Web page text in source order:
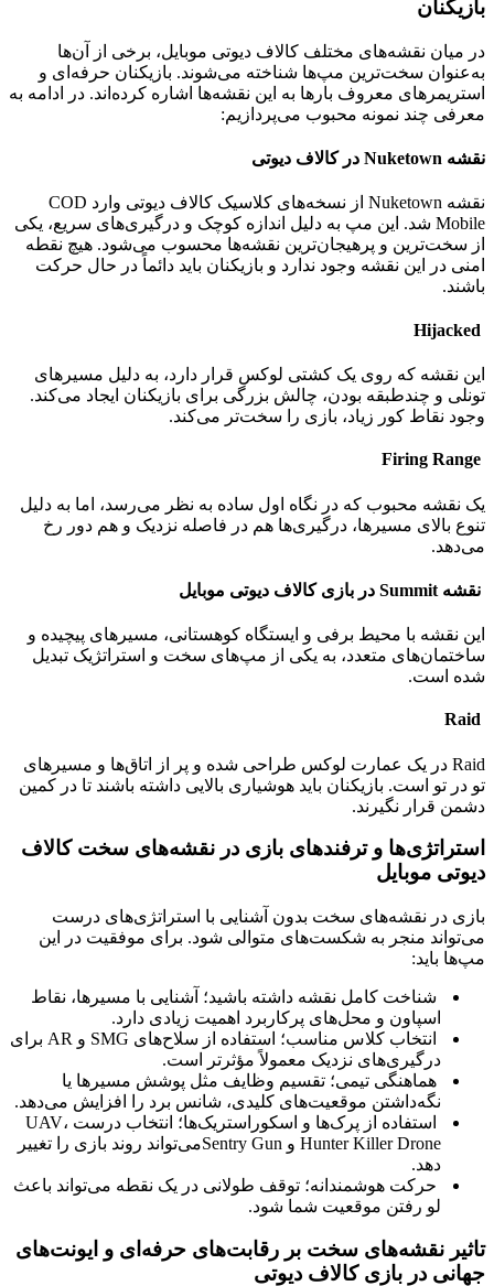
بازیکنان
در میان نقشه‌های مختلف کالاف دیوتی موبایل، برخی از آن‌ها
به‌عنوان سخت‌ترین مپ‌ها شناخته می‌شوند. بازیکنان حرفه‌ای و
استریمرهای معروف بارها به این نقشه‌ها اشاره کرده‌اند. در ادامه به
معرفی چند نمونه محبوب می‌پردازیم:
نقشه Nuketown در کالاف دیوتی
نقشه Nuketown از نسخه‌های کلاسیک کالاف دیوتی وارد COD
Mobile شد. این مپ به دلیل اندازه کوچک و درگیری‌های سریع، یکی
از سخت‌ترین و پرهیجان‌ترین نقشه‌ها محسوب می‌شود. هیچ نقطه
امنی در این نقشه وجود ندارد و بازیکنان باید دائماً در حال حرکت
باشند.
Hijacked
این نقشه که روی یک کشتی لوکس قرار دارد، به دلیل مسیرهای
تونلی و چندطبقه بودن، چالش بزرگی برای بازیکنان ایجاد می‌کند.
وجود نقاط کور زیاد، بازی را سخت‌تر می‌کند.
Firing Range
یک نقشه محبوب که در نگاه اول ساده به نظر می‌رسد، اما به دلیل
تنوع بالای مسیرها، درگیری‌ها هم در فاصله نزدیک و هم دور رخ
می‌دهد.
نقشه Summit در بازی کالاف دیوتی موبایل
این نقشه با محیط برفی و ایستگاه کوهستانی، مسیرهای پیچیده و
ساختمان‌های متعدد، به یکی از مپ‌های سخت و استراتژیک تبدیل
شده است.
Raid
Raid در یک عمارت لوکس طراحی شده و پر از اتاق‌ها و مسیرهای
تو در تو است. بازیکنان باید هوشیاری بالایی داشته باشند تا در کمین
دشمن قرار نگیرند.
استراتژی‌ها و ترفندهای بازی در نقشه‌های سخت کالاف
دیوتی موبایل
بازی در نقشه‌های سخت بدون آشنایی با استراتژی‌های درست
می‌تواند منجر به شکست‌های متوالی شود. برای موفقیت در این
مپ‌ها باید:
شناخت کامل نقشه داشته باشید؛ آشنایی با مسیرها، نقاط
اسپاون و محل‌های پرکاربرد اهمیت زیادی دارد.
انتخاب کلاس مناسب؛ استفاده از سلاح‌های SMG و AR برای
درگیری‌های نزدیک معمولاً مؤثرتر است.
هماهنگی تیمی؛ تقسیم وظایف مثل پوشش مسیرها یا
نگه‌داشتن موقعیت‌های کلیدی، شانس برد را افزایش می‌دهد.
استفاده از پرک‌ها و اسکوراستریک‌ها؛ انتخاب درست UAV،
Hunter Killer Drone و Sentry Gunمی‌تواند روند بازی را تغییر
دهد.
حرکت هوشمندانه؛ توقف طولانی در یک نقطه می‌تواند باعث
لو رفتن موقعیت شما شود.
تاثیر نقشه‌های سخت بر رقابت‌های حرفه‌ای و ایونت‌های
جهانی در بازی کالاف دیوتی